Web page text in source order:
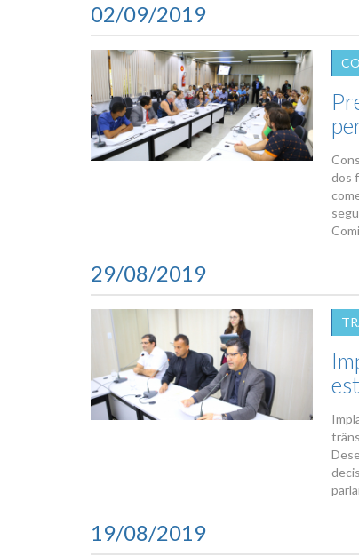
02/09/2019
dos
29/08/2019
19/08/2019